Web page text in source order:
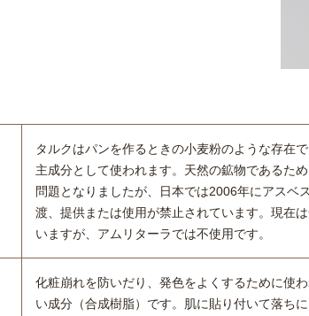
タルクはパンを作るときの小麦粉のような存在
主成分として使われます。天然の鉱物であるた
問題となりましたが、日本では2006年にアスベ
渡、提供または使用が禁止されています。現在
いますが、アムリターラでは不使用です。
化粧崩れを防いだり、発色をよくするために使
い成分（合成樹脂）です。肌に貼り付いて落ち